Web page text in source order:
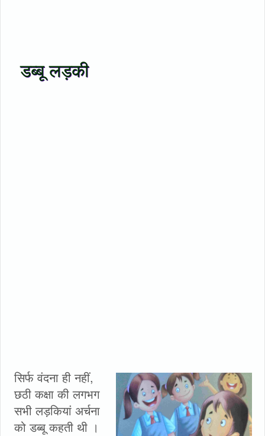
डब्बू लड़की
सिर्फ वंदना ही नहीं,
छठी कक्षा की लगभग
सभी लड़कियां अर्चना
को डब्बू कहती थी ।